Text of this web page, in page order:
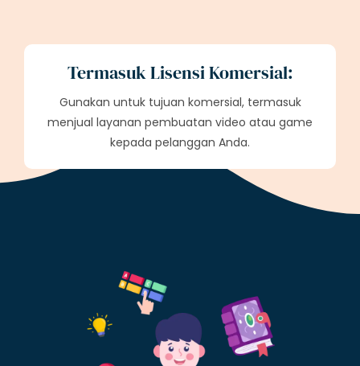
Termasuk Lisensi Komersial:
Gunakan untuk tujuan komersial, termasuk
menjual layanan pembuatan video atau game
kepada pelanggan Anda.